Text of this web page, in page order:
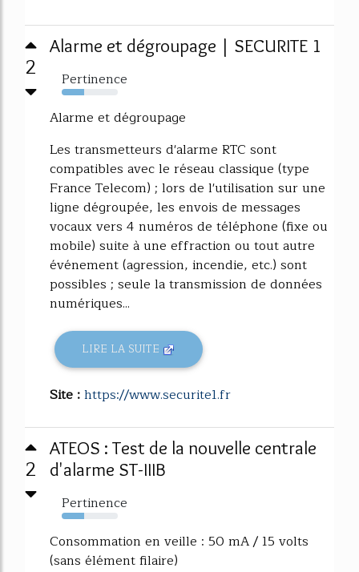
2
Alarme et dégroupage | SECURITE 1
Pertinence
40%
Alarme et dégroupage
Les transmetteurs d'alarme RTC sont
compatibles avec le réseau classique (type
France Telecom) ; lors de l'utilisation sur une
ligne dégroupée, les envois de messages
vocaux vers 4 numéros de téléphone (fixe ou
mobile) suite à une effraction ou tout autre
événement (agression, incendie, etc.) sont
possibles ; seule la transmission de données
numériques...
LIRE LA SUITE
Site :https://www.securite1.fr
2
ATEOS : Test de la nouvelle centrale
d'alarme ST-IIIB
Pertinence
40%
Consommation en veille : 50 mA / 15 volts
(sans élément filaire)